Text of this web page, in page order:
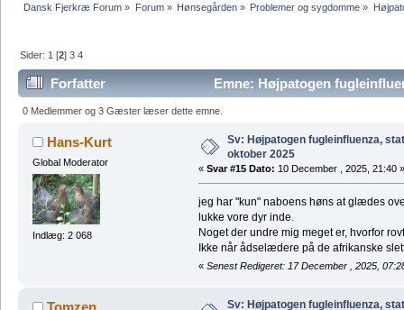
Dansk Fjerkræ Forum » Forum» Hønsegården» Problemer og sygdomme »
Sider: 1 [2]3 4
Forfatter
Emne: Højpatogen
gange)
0 Medlemmer og 3 Gæster læser dette emne.
Hans-Kurt
Global Moderator
Indlæg: 2 068
Sv: Højpatogen fugleinfluenza,
oktober 2025
« Svar #15 Dato: 10 December , 2025, 21:40 »
jeg har "kun" naboens høns at glædes
lukke vore dyr inde.
Noget der undre mig meget er, hvorfor
Ikke når ådselædere på de afrikanske
« Senest Redigeret: 17 December , 2025,
Sv: Højpatogen fugleinfluenza,